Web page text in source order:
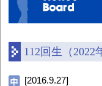
112回生（2022
[2016.9.27]